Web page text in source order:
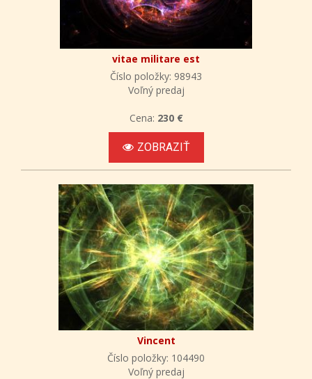
vitae militare est
Číslo položky: 98943
Voľný predaj
Cena: 230 €
ZOBRAZIŤ
Vincent
Číslo položky: 104490
Voľný predaj